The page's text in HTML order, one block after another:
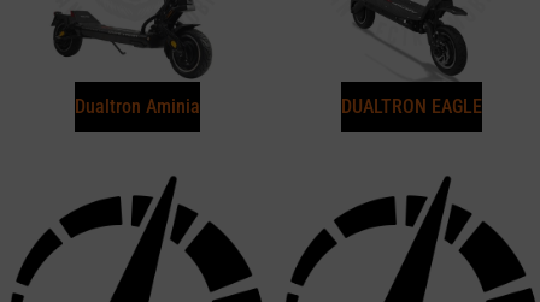
Dualtron Aminia DUALTRON EAGLE